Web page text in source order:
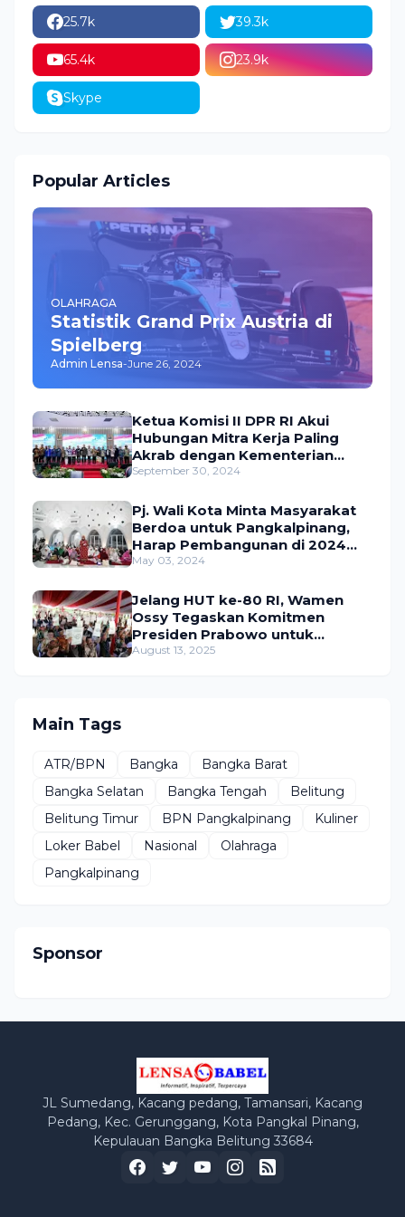
25.7k 39.3k
65.4k 23.9k
Skype
Popular Articles
OLAHRAGA
Statistik Grand Prix Austria di
Spielberg
Admin Lensa-June 26, 2024
Ketua Komisi II DPR RI Akui
Hubungan Mitra Kerja Paling
Akrab dengan Kementerian
ATR/BPN
September 30, 2024
Pj. Wali Kota Minta Masyarakat
Berdoa untuk Pangkalpinang,
Harap Pembangunan di 2024
Berjalan Lancar
May 03, 2024
Jelang HUT ke-80 RI, Wamen
Ossy Tegaskan Komitmen
Presiden Prabowo untuk
Menyejahterakan Rakyat
August 13, 2025
Main Tags
ATR/BPN Bangka
Bangka Barat
Bangka Selatan
Bangka Tengah
Belitung
Belitung Timur
BPN Pangkalpinang
Kuliner
Loker Babel
Nasional
Olahraga
Pangkalpinang
Sponsor
JL Sumedang, Kacang pedang, Tamansari, Kacang
Pedang, Kec. Gerunggang, Kota Pangkal Pinang,
Kepulauan Bangka Belitung 33684